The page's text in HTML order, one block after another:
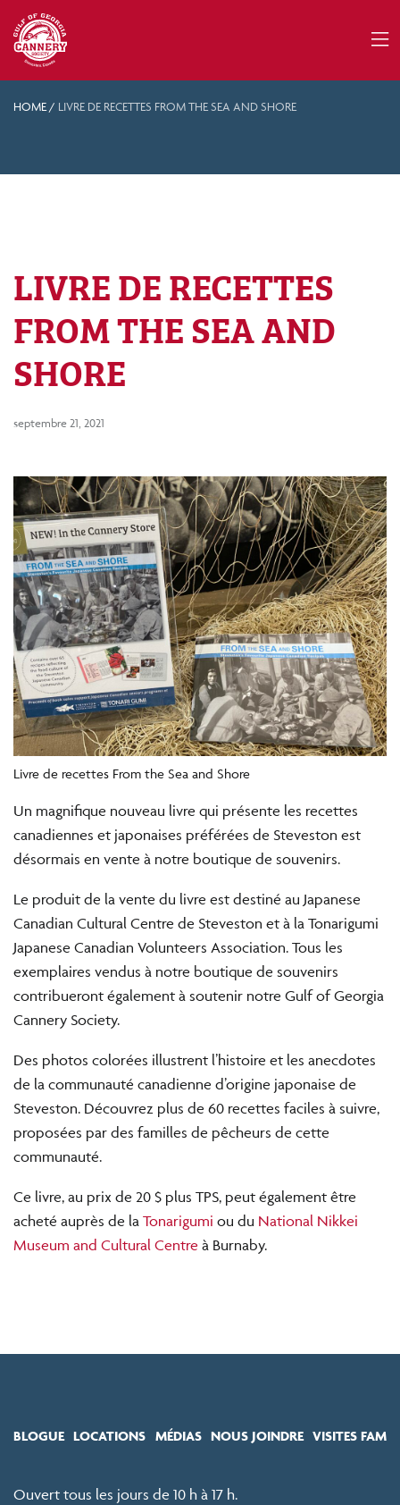
HOME / LIVRE DE RECETTES FROM THE SEA AND SHORE
LIVRE DE RECETTES
FROM THE SEA AND
SHORE
septembre 21, 2021
Livre de recettes From the Sea and Shore
Un magnifique nouveau livre qui présente les recettes
canadiennes et japonaises préférées de Steveston est
désormais en vente à notre boutique de souvenirs.
Le produit de la vente du livre est destiné au Japanese
Canadian Cultural Centre de Steveston et à la Tonarigumi
Japanese Canadian Volunteers Association. Tous les
exemplaires vendus à notre boutique de souvenirs
contribueront également à soutenir notre Gulf of Georgia
Cannery Society.
Des photos colorées illustrent l’histoire et les anecdotes
de la communauté canadienne d’origine japonaise de
Steveston. Découvrez plus de 60 recettes faciles à suivre,
proposées par des familles de pêcheurs de cette
communauté.
Ce livre, au prix de 20 $ plus TPS, peut également être
acheté auprès de la Tonarigumi ou du National Nikkei
Museum and Cultural Centre à Burnaby.
BLOGUE LOCATIONS MÉDIAS NOUS JOINDRE VISITES FAM
Ouvert tous les jours de 10 h à 17 h.